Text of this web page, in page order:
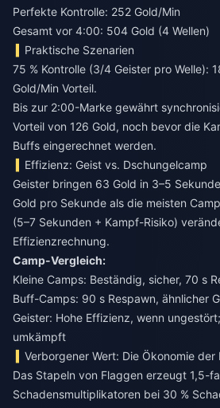
Perfekte Kontrolle: 252 Gold/Min
Gesamt vor 4:00: 504 Gold (4 Wellen)
Praktische Szenarien
75 % Kontrolle (3/4 Geister pro Welle):
Gold/Min Vorteil.
Bis zur 2:00-Marke gewährt
Vorteil von 126 Gold, noch bevor die
Buffs eingerechnet werden.
Effizienz: Geist vs. Dschungelcamp
Geister bringen 63 Gold in 3–5
Gold pro Sekunde als die meisten
(5–7 Sekunden + Kampf-Risiko)
Effizienzrechnung.
Camp-Vergleich:
Kleine Camps: Beständig, sicher, 70 s
Buff-Camps: 90 s Respawn, ähnlicher
Geister: Hohe Effizienz, wenn
umkämpft
Verborgener Wert: Die Ökonomie
Das Stapeln von Flaggen erzeugt 1,5-
Schadensmultiplikatoren bei 30 %